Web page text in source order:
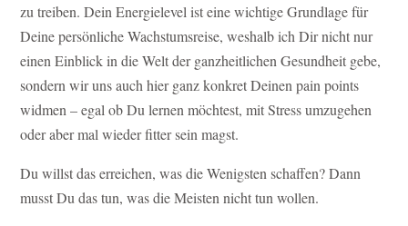
zu treiben. Dein Energielevel ist eine wichtige Grundlage für
Deine persönliche Wachstumsreise, weshalb ich Dir nicht nur
einen Einblick in die Welt der ganzheitlichen Gesundheit gebe,
sondern wir uns auch hier ganz konkret Deinen pain points
widmen – egal ob Du lernen möchtest, mit Stress umzugehen
oder aber mal wieder fitter sein magst.
Du willst das erreichen, was die Wenigsten schaffen? Dann
musst Du das tun, was die Meisten nicht tun wollen.